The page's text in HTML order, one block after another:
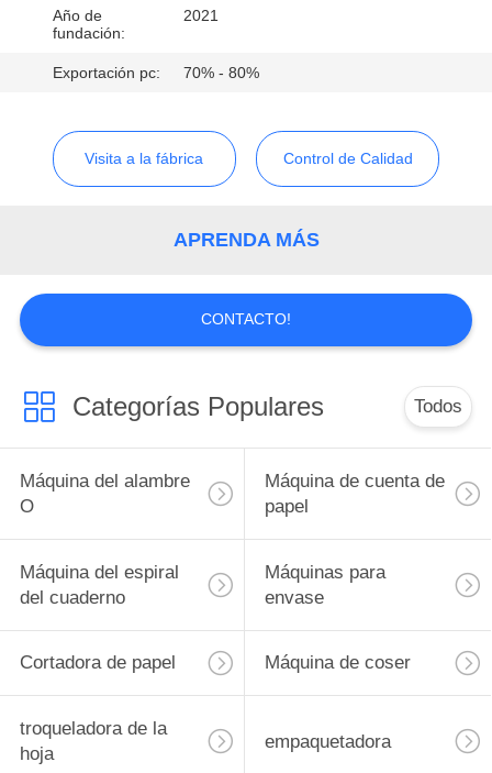
CONTACTO
CON
PIDA
UNA
Año de
fundación:
2021
Exportación pc: 70% - 80%
Visita a la fábrica Control de Calidad
APRENDA MÁS
CONTACTO!
Categorías Populares Todos
Máquina del alambre
O
Máquina de cuenta de
papel
Máquina del espiral
del cuaderno
Máquinas para
envase
Cortadora de papel Máquina de coser
troqueladora de la
hoja
empaquetadora